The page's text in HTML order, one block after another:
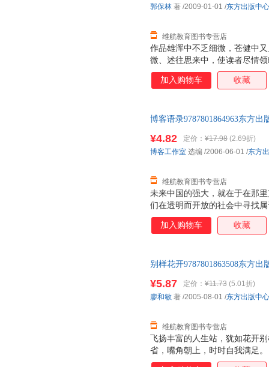
作品雄浑中不乏细微，苍健中
微、述往思来中，使读者尽情
维航教育图书专营店
郭保林 著 /2009-01-01 /东方出版中心
加入购物车 收藏
博客语录9787801864963东方
未来中国的强大，就在于在那
们在透明而开放的社会中寻找
与人生的奖赏。 ——熊培云《
序已经改变而且还在改变，社
¥4.82 定价： ¥17.98 (2.69折)
维航教育图书专营店
博客工作室 选编 /2006-06-01 /东方
加入购物车 收藏
别样花开9787801863508东方
飞扬丰富的人生站，犹如花开
省，嘴角朝上，时时自我满足。
¥5.87 定价： ¥11.73 (5.01折)
维航教育图书专营店
廖和敏 著 /2005-08-01 /东方出版中心